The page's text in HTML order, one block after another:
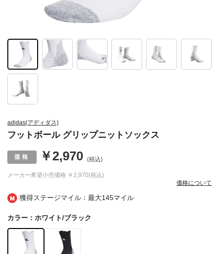
獲得ステージマイル：最大145マイル
adidas(アディダス)
フットボール グリップニットソックス
メーカー希望小売価格 ￥2,970(税込)
￥2,970 (税込)
価格について
カラー：ホワイト/ブラック